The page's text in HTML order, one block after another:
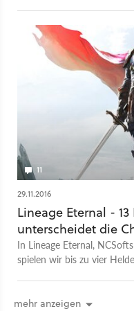
Übersetzung gefunden zu
11
29.11.2016
Lineage Eternal -
unterscheidet die
In Lineage Eternal,
spielen wir bis zu vier
mehr anzeigen